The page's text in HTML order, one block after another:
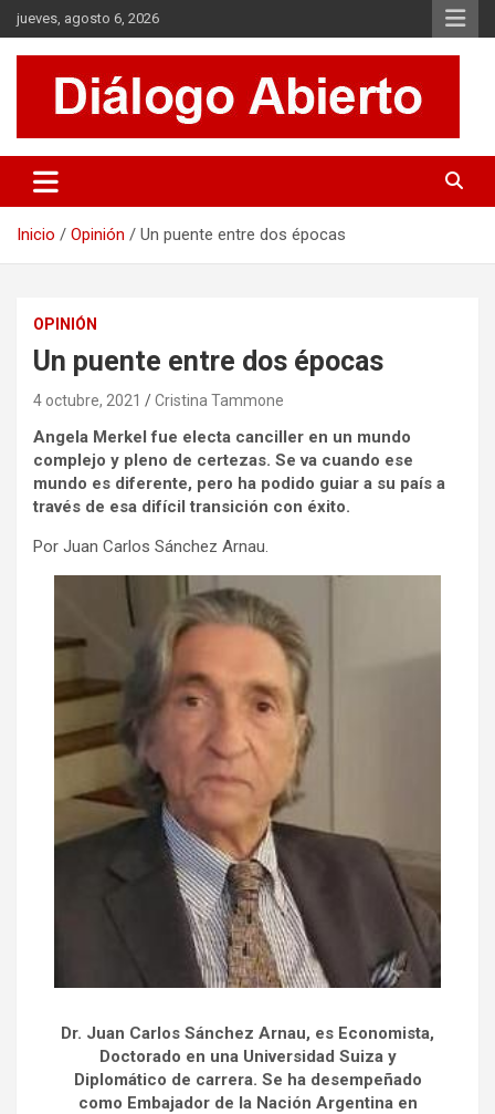
Saltar
al
contenido
jueves, agosto 6, 2026
Diálogo Abierto
Se tratan diversos temas de actualidad buscando hacer un
aporte a la sociedad, brindando información relevante de lo que
Inicio Opinión Un puente entre dos épocas
OPINIÓN
Un puente entre dos épocas
4 octubre, 2021 Cristina Tammone
Angela Merkel fue electa canciller en un mundo
complejo y pleno de certezas. Se va cuando ese
mundo es diferente, pero ha podido guiar a su país a
través de esa difícil transición con éxito.
Por Juan Carlos Sánchez Arnau.
Dr. Juan Carlos Sánchez Arnau, es Economista,
Doctorado en una Universidad Suiza y
Diplomático de carrera. Se ha desempeñado
como Embajador de la Nación Argentina en